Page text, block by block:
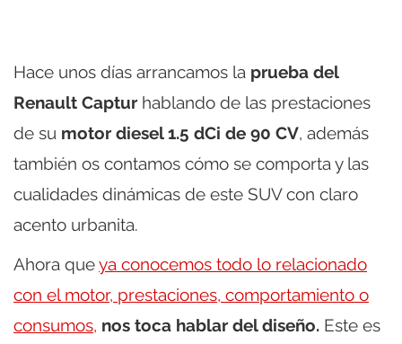
Hace unos días arrancamos la prueba del
Renault Captur hablando de las prestaciones
de su motor diesel 1.5 dCi de 90 CV, además
también os contamos cómo se comporta y las
cualidades dinámicas de este SUV con claro
acento urbanita.
Ahora queya conocemos todo lo relacionado
con el motor, prestaciones, comportamiento o
consumos, nos toca hablar del diseño. Este es